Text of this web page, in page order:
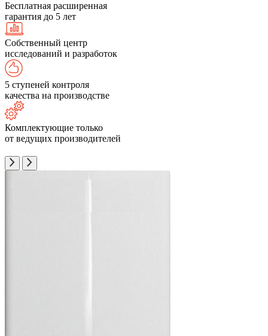
Бесплатная расширенная
гарантия до 5 лет
Собственный центр
исследований и разработок
5 ступеней контроля
качества на производстве
Комплектующие только
от ведущих производителей